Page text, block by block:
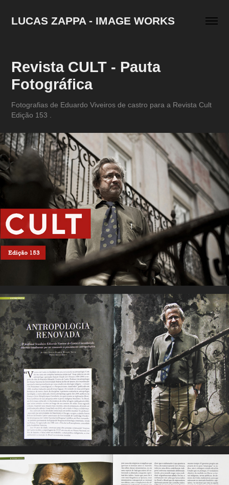
LUCAS ZAPPA - IMAGE WORKS
Revista CULT - Pauta
Fotográfica
Fotografias de Eduardo Viveiros de castro para a Revista Cult